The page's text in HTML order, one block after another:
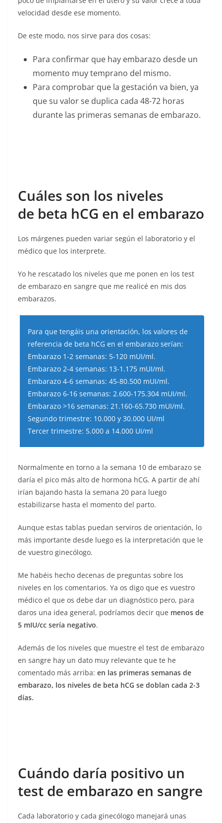
velocidad desde ese momento.
De este modo, nos sirve para dos cosas:
Para confirmar que hay embarazo desde un
momento muy temprano del mismo.
Para comprobar que la gestación va bien, ya
que su valor se duplica cada 48-72 horas
durante las primeras semanas de embarazo.
Cuáles son los niveles
de beta hCG en el embarazo
Los márgenes pueden variar según el laboratorio y el
médico que los interprete.
Yo he rescatado los niveles que me ponen en los test
de embarazo en sangre que me realicé en mis dos
embarazos.
Para que tengáis una orientación, los valores de
referencia de beta hCG en el embarazo serían:
Embarazo 1-2 semanas: 5-120 mUI/ml.
Embarazo 2-4 semanas: 13-1.175 mUI/ml.
Embarazo 4-6 semanas: 45-80.500 mUI/ml.
Embarazo 6-16 semanas: 2.600-175.304 mUI/ml.
Embarazo >16 semanas: 21.160-65.730 mUI/ml.
Segundo trimestre: 10.000 y 30.000 UI/ml
Tercer trimestre: 5.000 a 14.000 UI/ml
Normalmente en torno a la semana 10 de embarazo se
daría el pico más alto de hormona hCG. A partir de ahí
irían bajando hasta la semana 20 para luego
estabilizarse hasta el momento del parto.
Aunque estas tablas puedan serviros de orientación, lo
más importante desde luego es la interpretación que le
de vuestro ginecólogo.
Me habéis hecho decenas de preguntas sobre los
niveles en los comentarios. Ya os digo que es vuestro
médico el que os debe dar un diagnóstico pero, para
daros una idea general, podríamos decir que menos de
5 mIU/cc sería negativo.
Además de los niveles que muestre el test de embarazo
en sangre hay un dato muy relevante que te he
comentado más arriba: en las primeras semanas de
embarazo, los niveles de beta hCG se doblan cada 2-3
días.
Cuándo daría positivo un
test de embarazo en sangre
Cada laboratorio y cada ginecólogo manejará unas